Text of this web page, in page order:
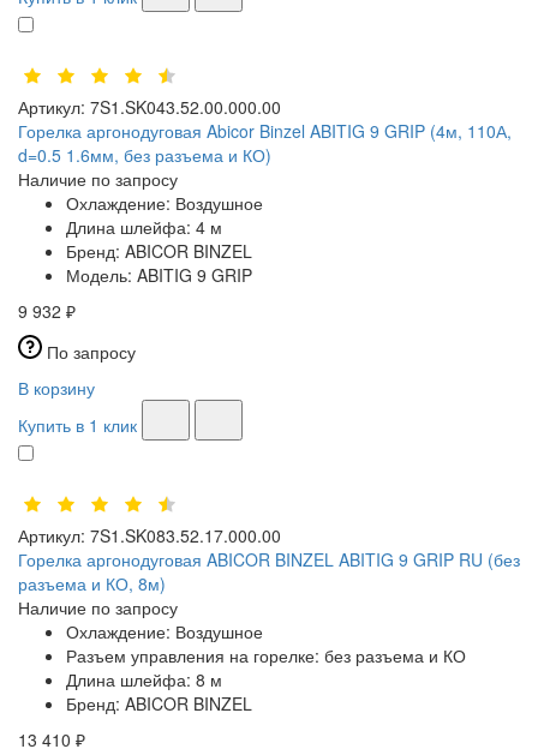
Артикул: 7S1.SK043.52.00.000.00
Горелка аргонодуговая Abicor Binzel ABITIG 9 GRIP (4м, 110А,
d=0.5 1.6мм, без разъема и КО)
Наличие по запросу
Охлаждение: Воздушное
Длина шлейфа: 4 м
Бренд: ABICOR BINZEL
Модель: ABITIG 9 GRIP
9 932 ₽
По запросу
В корзину
Купить в 1 клик
Артикул: 7S1.SK083.52.17.000.00
Горелка аргонодуговая ABICOR BINZEL ABITIG 9 GRIP RU (без
разъема и КО, 8м)
Наличие по запросу
Охлаждение: Воздушное
Разъем управления на горелке: без разъема и КО
Длина шлейфа: 8 м
Бренд: ABICOR BINZEL
13 410 ₽